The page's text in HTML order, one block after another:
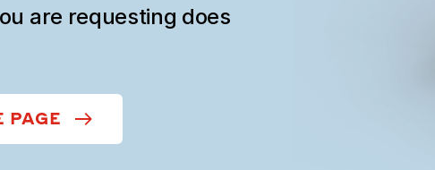
are requesting does
PAGE